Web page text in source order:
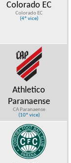
Colorado EC
Colorado EC
(4º vice)
Athletico
Paranaense
CA Paranaense
(10º vice)